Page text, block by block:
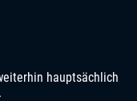
hauptsächlich